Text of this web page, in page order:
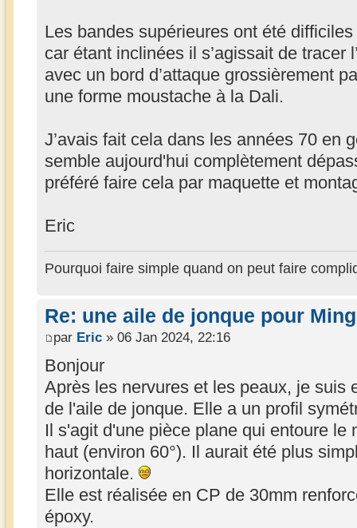
Les bandes supérieures ont été
car étant inclinées il s’agissait de tracer
avec un bord d’attaque grossièrement
une forme moustache à la Dali.
J’avais fait cela dans les années 70 en
semble aujourd'hui complètement
préféré faire cela par maquette et
Eric
Pourquoi faire simple quand on peut faire
Re: une aile de jonque pour
par Eric » 06 Jan 2024, 22:16
Bonjour
Après les nervures et les peaux, je suis
de l'aile de jonque. Elle a un profil
Il s'agit d'une pièce plane qui entoure le
haut (environ 60°). Il aurait été plus
horizontale.
Elle est réalisée en CP de 30mm
époxy.